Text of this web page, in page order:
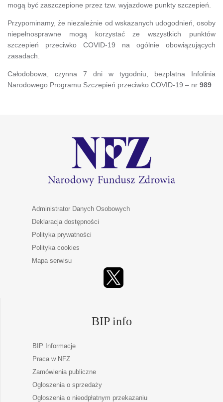
mogą być zaszczepione przez tzw. wyjazdowe punkty szczepień.
Przypominamy, że niezależnie od wskazanych udogodnień, osoby
niepełnosprawne mogą korzystać ze wszystkich punktów
szczepień przeciwko COVID-19 na ogólnie obowiązujących
zasadach.
Całodobowa, czynna 7 dni w tygodniu, bezpłatna Infolinia
Narodowego Programu Szczepień przeciwko COVID-19 – nr 989
Administrator Danych Osobowych
Deklaracja dostępności
Polityka prywatności
Polityka cookies
Mapa serwisu
BIP info
BIP Informacje
Praca w NFZ
Zamówienia publiczne
Ogłoszenia o sprzedaży
Ogłoszenia o nieodpłatnym przekazaniu